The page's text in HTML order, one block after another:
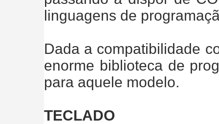
linguagens de
Dada a compatibilidade
enorme biblioteca de
para aquele modelo.
TECLADO